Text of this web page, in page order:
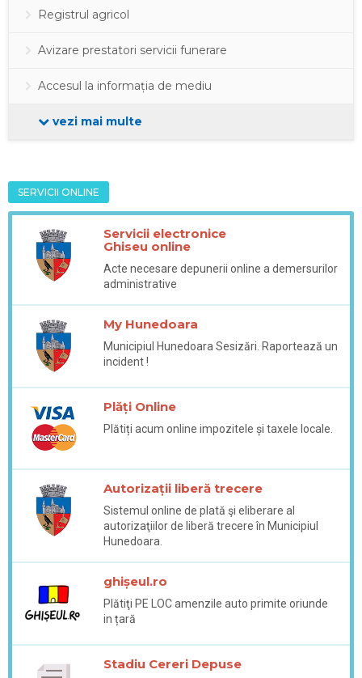
Registrul agricol
Avizare prestatori servicii funerare
Accesul la informația de mediu
vezi mai multe
SERVICII ONLINE
Servicii electronice
Ghiseu online
Acte necesare depunerii online a demersurilor
administrative
My Hunedoara
Municipiul Hunedoara Sesizări. Raportează un
incident !
Plăți Online
Plătiți acum online impozitele și taxele locale.
Autorizații liberă trecere
Sistemul online de plată şi eliberare al
autorizaţiilor de liberă trecere în Municipiul
Hunedoara.
ghișeul.ro
Plătiţi PE LOC amenzile auto primite oriunde
in țară
Stadiu Cereri Depuse